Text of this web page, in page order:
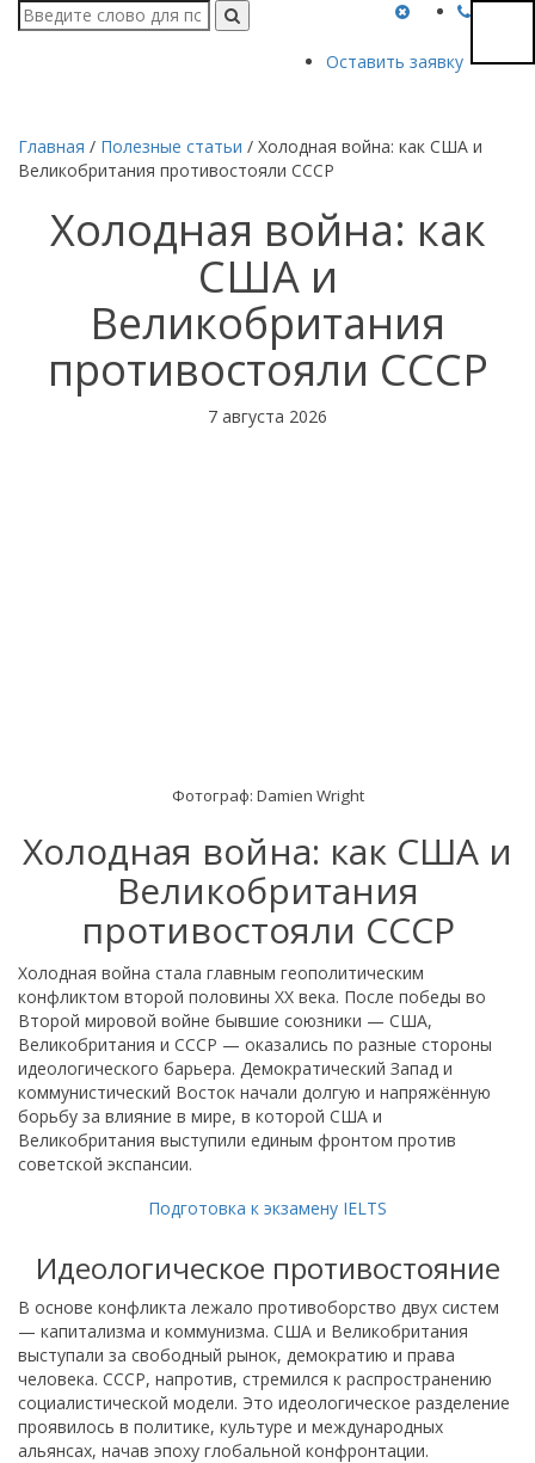
Оставить заявку
Главная / Полезные статьи / Холодная война: как США и
Великобритания противостояли СССР
Холодная война: как
США и
Великобритания
противостояли СССР
7 августа 2026
Фотограф: Damien Wright
Холодная война: как США и
Великобритания
противостояли СССР
Холодная война стала главным геополитическим
конфликтом второй половины XX века. После победы во
Второй мировой войне бывшие союзники — США,
Великобритания и СССР — оказались по разные стороны
идеологического барьера. Демократический Запад и
коммунистический Восток начали долгую и напряжённую
борьбу за влияние в мире, в которой США и
Великобритания выступили единым фронтом против
советской экспансии.
Подготовка к экзамену IELTS
Идеологическое противостояние
В основе конфликта лежало противоборство двух систем
— капитализма и коммунизма. США и Великобритания
выступали за свободный рынок, демократию и права
человека. СССР, напротив, стремился к распространению
социалистической модели. Это идеологическое разделение
проявилось в политике, культуре и международных
альянсах, начав эпоху глобальной конфронтации.